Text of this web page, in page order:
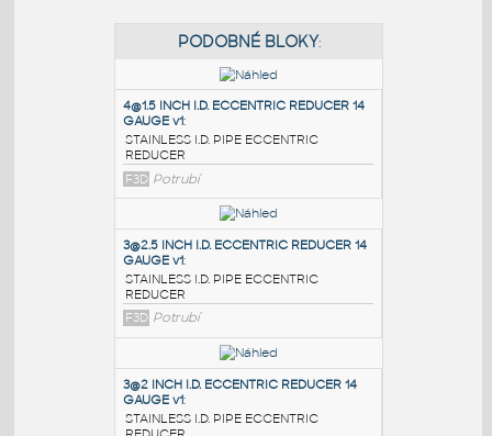
PODOBNÉ BLOKY
4@1.5 INCH I.D. ECCENTRIC REDUCER 14
GAUGE v1:
STAINLESS I.D. PIPE ECCENTRIC
REDUCER
F3D Potrubí